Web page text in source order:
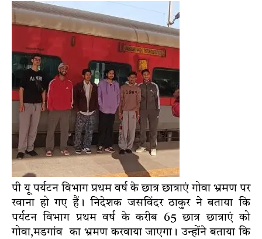
पी यू पर्यटन विभाग प्रथम वर्ष के छात्र छात्राएं गोवा भ्रमण पर
रवाना हो गए हैं। निदेशक जसविंदर ठाकुर ने बताया कि
पर्यटन विभाग प्रथम वर्ष के करीब 65 छात्र छात्राएं को
गोवा,मडगांव का भ्रमण करवाया जाएगा। उन्होंने बताया कि